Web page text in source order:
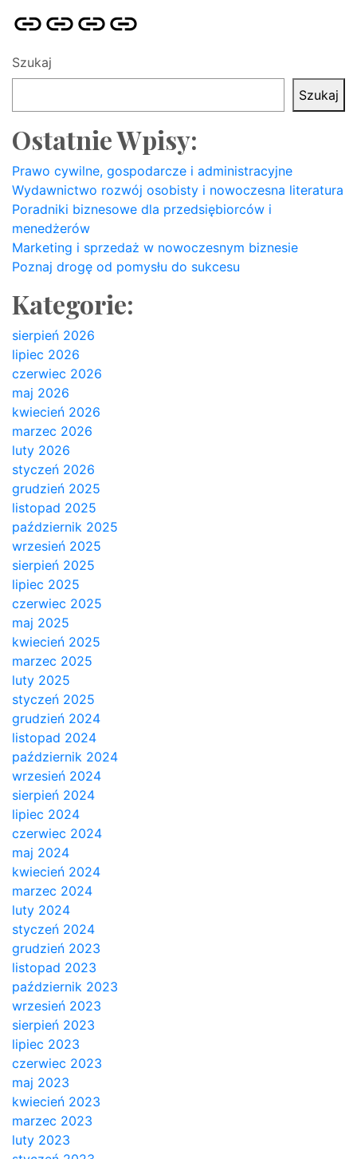
Strona
główna
Pozycjonowanie
Stron
SKLEP
SEO
BLOG
Szukaj
Szukaj
Ostatnie Wpisy:
Prawo cywilne, gospodarcze i administracyjne
Wydawnictwo rozwój osobisty i nowoczesna literatura
Poradniki biznesowe dla przedsiębiorców i
menedżerów
Marketing i sprzedaż w nowoczesnym biznesie
Poznaj drogę od pomysłu do sukcesu
Kategorie:
sierpień 2026
lipiec 2026
czerwiec 2026
maj 2026
kwiecień 2026
marzec 2026
luty 2026
styczeń 2026
grudzień 2025
listopad 2025
październik 2025
wrzesień 2025
sierpień 2025
lipiec 2025
czerwiec 2025
maj 2025
kwiecień 2025
marzec 2025
luty 2025
styczeń 2025
grudzień 2024
listopad 2024
październik 2024
wrzesień 2024
sierpień 2024
lipiec 2024
czerwiec 2024
maj 2024
kwiecień 2024
marzec 2024
luty 2024
styczeń 2024
grudzień 2023
listopad 2023
październik 2023
wrzesień 2023
sierpień 2023
lipiec 2023
czerwiec 2023
maj 2023
kwiecień 2023
marzec 2023
luty 2023